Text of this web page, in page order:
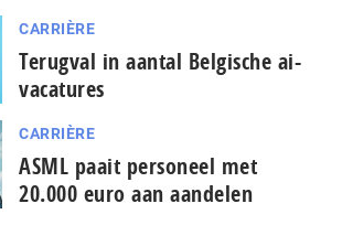
CARRIÈRE
Terugval in aantal Belgische ai-
vacatures
CARRIÈRE
ASML paait personeel met
20.000 euro aan aandelen